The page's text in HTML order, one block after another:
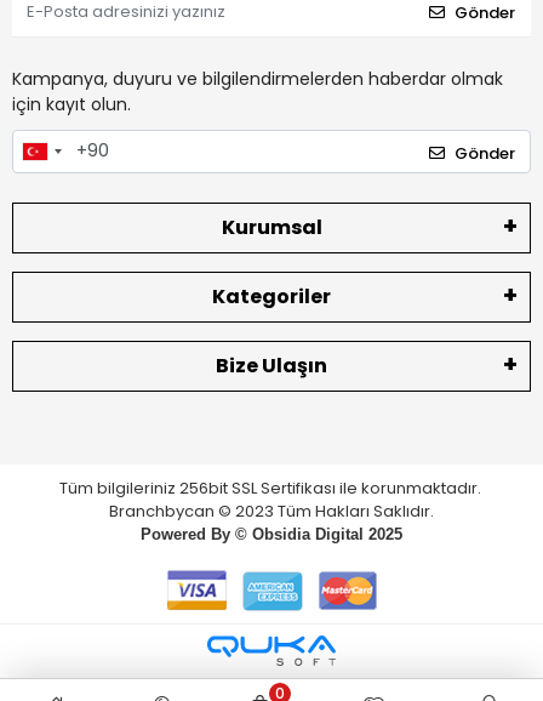
Gönder
Kampanya, duyuru ve bilgilendirmelerden haberdar olmak
için kayıt olun.
Gönder
Kurumsal
Kategoriler
Bize Ulaşın
Tüm bilgileriniz 256bit SSL Sertifikası ile korunmaktadır.
Branchbycan © 2023 Tüm Hakları Saklıdır.
Powered By © Obsidia Digital 2025
0